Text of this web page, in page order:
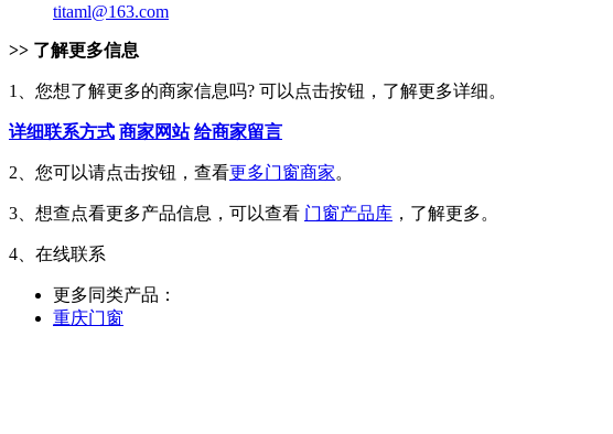
titaml@163.com
>> 了解更多信息
1、您想了解更多的商家信息吗? 可以点击按钮，了解更多详细。
详细联系方式 商家网站 给商家留言
2、您可以请点击按钮，查看更多门窗商家。
3、想查点看更多产品信息，可以查看 门窗产品库 ，了解更多。
4、在线联系
更多同类产品：
重庆门窗